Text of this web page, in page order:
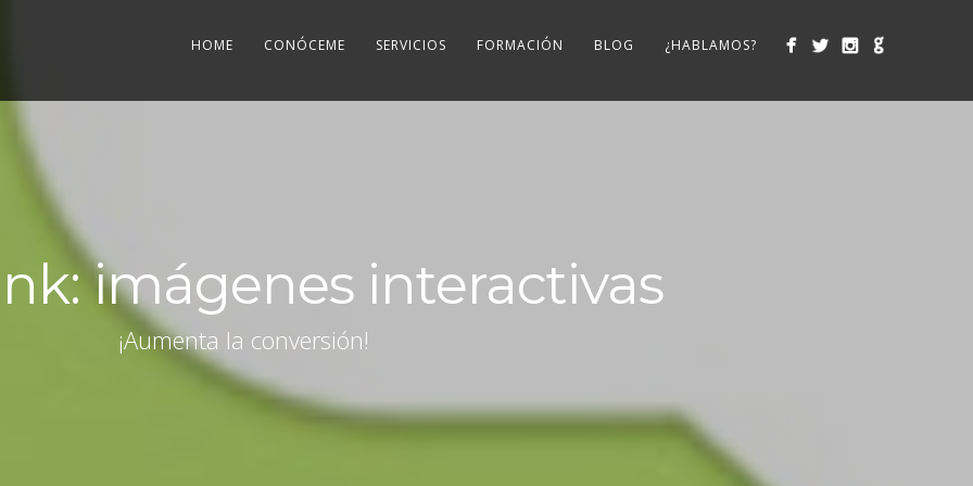
HOME CONÓCEME SERVICIOS FORMACIÓN BLOG ¿HABLAMOS?
imágenes interactivas
¡Aumenta la conversión!